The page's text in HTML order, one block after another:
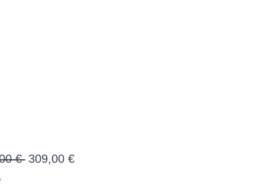
€ Precio
309,00 €Precio